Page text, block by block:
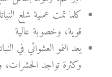
كلما تمت عملية شلع
قوية، وخصوبة عالية
يعد النمو العشوائي في
وكثرة تواجد الحشرات،